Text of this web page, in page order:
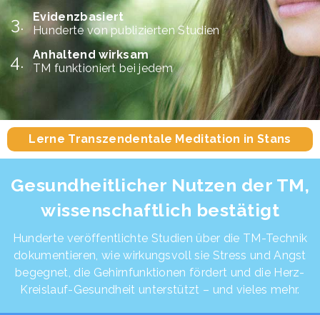
Evidenzbasiert
Hunderte von publizierten Studien
Anhaltend wirksam
TM funktioniert bei jedem
Lerne Transzendentale Meditation in Stans
Gesundheitlicher Nutzen der TM,
wissenschaftlich bestätigt
Hunderte veröffentlichte Studien über die TM-Technik
dokumentieren, wie wirkungsvoll sie Stress und Angst
begegnet, die Gehirnfunktionen fördert und die Herz-
Kreislauf-Gesundheit unterstützt – und vieles mehr.